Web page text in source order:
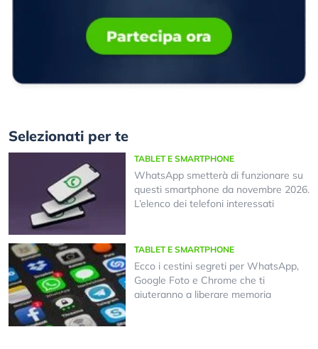
Selezionati per te
TABLET E SMARTPHONE
WhatsApp smetterà di funzionare su
questi smartphone da novembre 2026.
L’elenco dei telefoni interessati
TABLET E SMARTPHONE
Ecco i cestini segreti per WhatsApp,
Google Foto e Chrome che ti
aiuteranno a liberare memoria